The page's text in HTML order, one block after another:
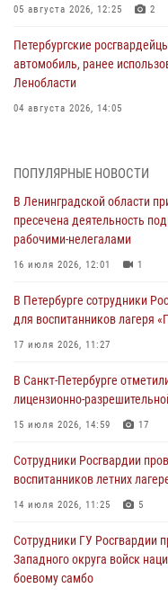
05 августа 2026, 12:25 2
Петербургские
автомобиль, ранее
Ленобласти
04 августа 2026, 14:05
также оказали
03 августа 2026, 14:15 3
Росгвардейцы приняли
03 августа 2026, 13:26
В Ленинградской области
пропавшего мальчика с
домой
В Санкт-Петербурге при
подозреваемые в
Сотрудники ГУ Росгвардии
Западного округа войск
03 августа 2026, 10:07 7
ПОПУЛЯРНЫЕ НОВОСТИ
В Ленинградской области
пресечена деятельность
рабочими-нелегалами
16 июля 2026, 12:01 1
В Петербурге сотрудники
для воспитанников лагеря
17 июля 2026, 11:27
В Санкт-Петербурге
лицензионно-
15 июля 2026, 14:59 17
Сотрудники Росгвардии
воспитанников летних
14 июля 2026, 11:25 5
Сотрудники ГУ Росгвардии
Западного округа войск
боевому самбо